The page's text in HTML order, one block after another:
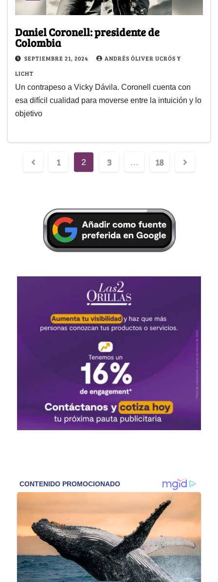
Daniel Coronell: presidente de
Colombia
SEPTIEMBRE 21, 2024
ANDRÉS ÓLIVER UCRÓS Y
LICHT
Un contrapeso a Vicky Dávila. Coronell cuenta con
esa difícil cualidad para moverse entre la intuición y lo
objetivo
1 2 3 … 18